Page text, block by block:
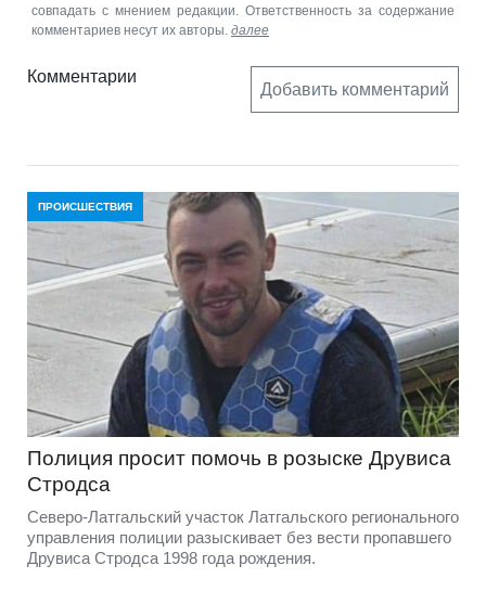
совпадать с мнением редакции. Ответственность за содержание
комментариев несут их авторы. далее
Комментарии
Добавить комментарий
ПРОИСШЕСТВИЯ
Полиция просит помочь в розыске Друвиса
Стродса
Северо-Латгальский участок Латгальского регионального
управления полиции разыскивает без вести пропавшего
Друвиса Стродса 1998 года рождения.